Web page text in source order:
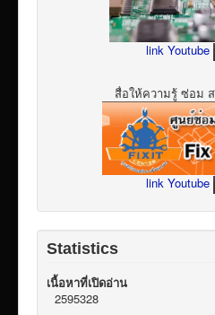
link Youtube
สื่อให้ความรู้ ซ่อม
link Youtube
Statistics
เนื้อหาที่เปิดอ่าน
2595328